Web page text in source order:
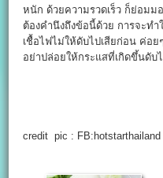
หนัก ด้วยความรวดเร็ว ก็ย่อมม
ต้องคำนึงถึงข้อนี้ด้วย การจะท
เชื้อไฟไม่ให้ดับไปเสียก่อน ค่อย
อย่าปล่อยให้กระแสที่เกิดขึ้นดับ
credit pic : FB:hotstarthailand